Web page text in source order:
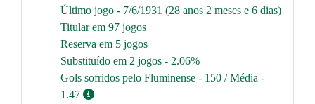
Último jogo - 7/6/1931 (28 anos 2 meses e 6 dias)
Titular em 97 jogos
Reserva em 5 jogos
Substituído em 2 jogos - 2.06%
Gols sofridos pelo Fluminense - 150 / Média -
1.47